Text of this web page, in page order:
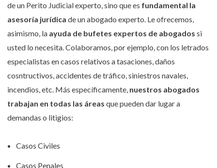
de un Perito Judicial experto, sino que es fundamental la
asesoría jurídica de un abogado experto. Le ofrecemos,
asimismo, la ayuda de bufetes expertos de abogados si
usted lo necesita. Colaboramos, por ejemplo, con los letrados
especialistas en casos relativos a tasaciones, daños
cosntructivos, accidentes de tráfico, siniestros navales,
incendios, etc. Más específicamente, nuestros abogados
trabajan en todas las áreas que pueden dar lugar a
demandas o litigios:
Casos Civiles
Casos Penales